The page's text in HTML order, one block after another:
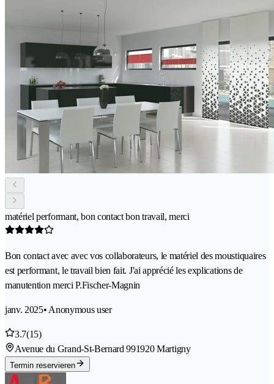
matériel performant, bon contact bon travail, merci
Bon contact avec avec vos collaborateurs, le matériel des moustiquaires
est performant, le travail bien fait. J'ai apprécié les explications de
manutention merci P.Fischer-Magnin
janv. 2025• Anonymous user
3.7(15)
Avenue du Grand-St-Bernard 991920 Martigny
Termin reservieren